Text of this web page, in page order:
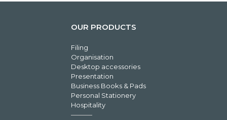
OUR PRODUCTS
Filing
Organisation
Desktop accessories
Presentation
Business Books & Pads
Personal Stationery
Hospitality